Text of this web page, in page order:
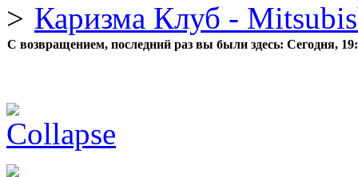
Каризма Клуб -
С возвращением, последний раз вы были здесь: Сегодня,